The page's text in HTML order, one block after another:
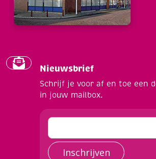
Nieuwsbrief
Schrijf je voor af en toe een
in jouw mailbox.
Inschrijven